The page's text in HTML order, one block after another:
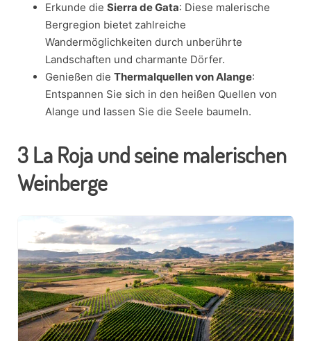
Erkunde die Sierra de Gata: Diese malerische
Bergregion bietet zahlreiche
Wandermöglichkeiten durch unberührte
Landschaften und charmante Dörfer.
Genießen die Thermalquellen von Alange:
Entspannen Sie sich in den heißen Quellen von
Alange und lassen Sie die Seele baumeln.
3La Roja und seine malerischen
Weinberge